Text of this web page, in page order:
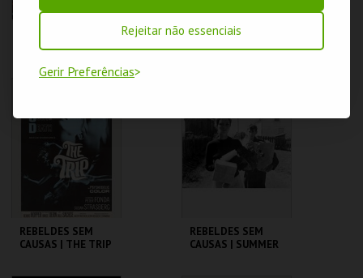
Rejeitar não essenciais
Gerir Preferências
CAUSAS |
FEVER
MAIS INFO
COMPRAR
REBELDES SEM
CAUSAS | TAKING
MAIS INFO
COMPRAR
REBELDES SEM
CAUSAS | THE TRIP
REBELDES SEM
CAUSAS | SUMMER